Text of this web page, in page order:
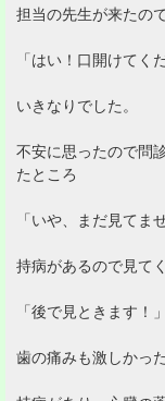
担当の先生が来たの
「はい！口開けてく
いきなりでした。
不安に思ったので問
たところ
「いや、まだ見てま
持病があるので見て
「後で見ときます！
歯の痛みも激しかっ